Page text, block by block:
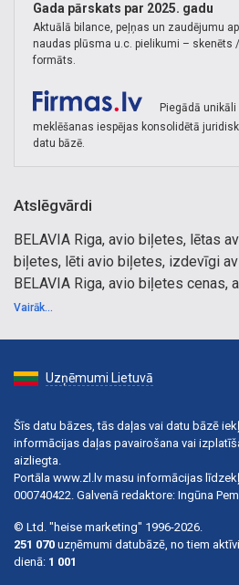
Gada pārskats par 2025. gadu
Aktuālā bilance, peļņas un zaudējumu
naudas plūsma u.c. pielikumi – skenēts /
formāts.
Piegādā
meklēšanas iespējas konsolidētā
datu bāzē.
Atslēgvārdi
BELAVIA Riga, avio biļetes, lētas
biļetes, lēti avio biļetes, izdevīgi
BELAVIA Riga, avio biļetes cenas,
atlaides Belavia.
Vairāk...
Uzņēmumi Lietuvā
Šīs datu bāzes, tās daļas vai datu bāzē
informācijas daļas pavairošana vai
aizliegta.
Portāla www.zl.lv masu informācijas
000740422. Galvenā redaktore: Ingūna
© Ltd. "heise marketing" 1996-2026.
251 070 uzņēmumi datubāzē, no tiem
dienā: 1 001